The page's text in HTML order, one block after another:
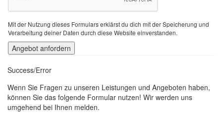
Mit der Nutzung dieses Formulars erklärst du dich mit der Speicherung und
Verarbeitung deiner Daten durch diese Website einverstanden.
Success/Error
Wenn Sie Fragen zu unseren Leistungen und Angeboten haben,
können Sie das folgende Formular nutzen! Wir werden uns
umgehend bei Ihnen melden.